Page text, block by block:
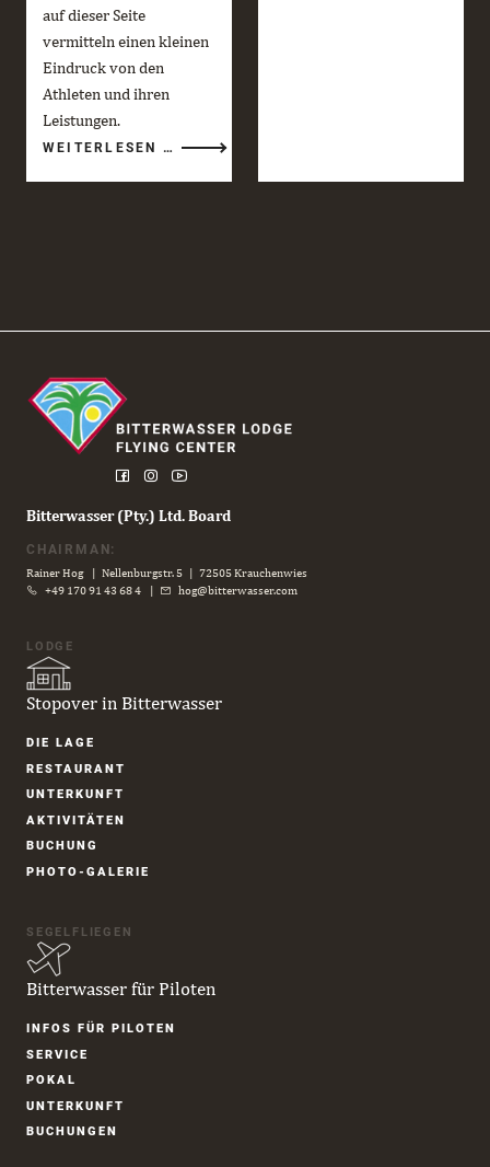
auf dieser Seite
vermitteln einen kleinen
Eindruck von den
Athleten und ihren
Leistungen.
WEITERLESEN …
AERIAL
Bitterwasser (Pty.) Ltd. Board
CHAIRMAN:
Rainer Hog | Nellenburgstr. 5 | 72505 Krauchenwies
+49 170 91 43 68 4 | hog@bitterwasser.com
LODGE
Stopover in Bitterwasser
Navigation
DIE LAGE
RESTAURANT
UNTER­KUNFT
AKTIVITÄTEN
BUCHUNG
PHOTO-GALERIE
SEGELFLIEGEN
Bitterwasser für Piloten
Navigation
INFOS FÜR PILOTEN
SERVICE
POKAL
UNTER­KUNFT
BUCHUNGEN